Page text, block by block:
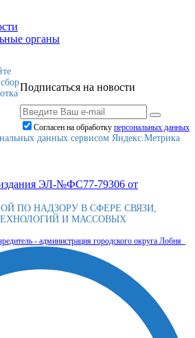
органы
Подписаться на новости
Согласен на обработку персональныx данных
данных сервисом Яндекс.Метрика
издания ЭЛ-№ФС77-79306 от
ПО НАДЗОРУ В СФЕРЕ СВЯЗИ,
И МАССОВЫХ
- администрация городского округа Лобня